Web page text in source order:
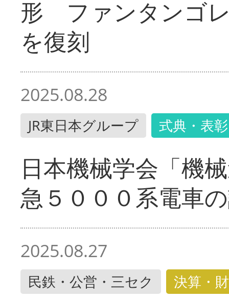
形 ファンタンゴ
を復刻
2025.08.28
JR東日本グループ 式典・表彰
日本機械学会「機
急５０００系電車
2025.08.27
民鉄・公営・三セク 決算・